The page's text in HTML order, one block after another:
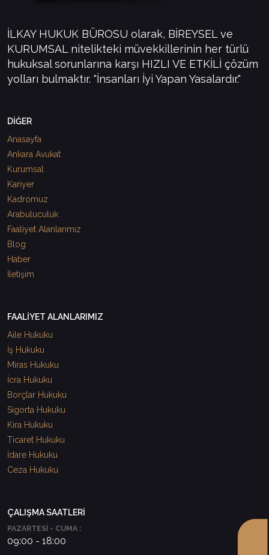
İLKAY HUKUK BÜROSU olarak, BİREYSEL ve
KURUMSAL nitelikteki müvekkillerinin her türlü
hukuksal sorunlarına karşı HIZLI VE ETKİLİ çözüm
yolları bulmaktır. "İnsanları İyi Yapan Yasalardır."
DİĞER
Anasayfa
Ankara Avukat
Kurumsal
Kariyer
Kadromuz
Arabuluculuk
Faaliyet Alanlarımız
Blog
Haber
İletişim
FAALİYET ALANLARIMIZ
Aile Hukuku
İş Hukuku
Miras Hukuku
İcra Hukuku
Borçlar Hukuku
Sigorta Hukuku
Kira Hukuku
Ticaret Hukuku
İdare Hukuku
Ceza Hukuku
ÇALIŞMA SAATLERİ
PAZARTESİ - CUMA :
09:00 - 18:00